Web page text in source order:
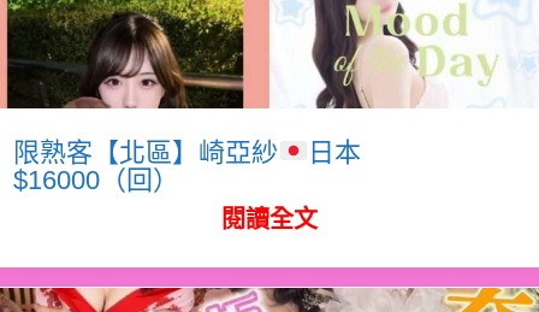
限熟客【北區】崎亞紗
日本
$16000（回）
閱讀全文